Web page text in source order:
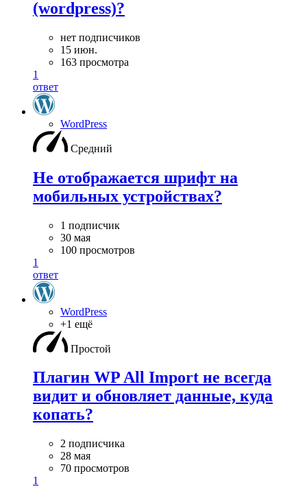
(wordpress)?
нет подписчиков
15 июн.
163 просмотра
1
ответ
WordPress
Средний
Не отображается шрифт на
мобильных устройствах?
1 подписчик
30 мая
100 просмотров
1
ответ
WordPress
+1 ещё
Простой
Плагин WP All Import не всегда
видит и обновляет данные, куда
копать?
2 подписчика
28 мая
70 просмотров
1